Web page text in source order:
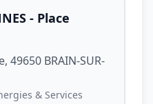
- Place
49650 BRAIN-SUR-
& Services